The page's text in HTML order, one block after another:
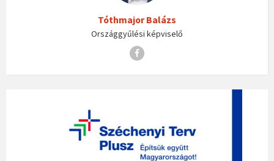
Tóthmajor Balázs
Országgyűlési képviselő
Facebook